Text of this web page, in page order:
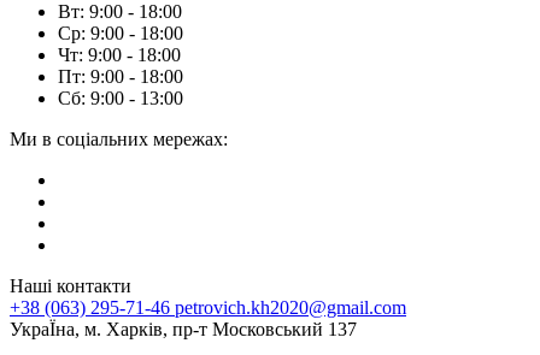
Вт: 9:00 - 18:00
Ср: 9:00 - 18:00
Чт: 9:00 - 18:00
Пт: 9:00 - 18:00
Сб: 9:00 - 13:00
Ми в соціальних мережах:
Наші контакти
+38 (063) 295-71-46 petrovich.kh2020@gmail.com
УкраЇна, м. Харків, пр-т Московський 137